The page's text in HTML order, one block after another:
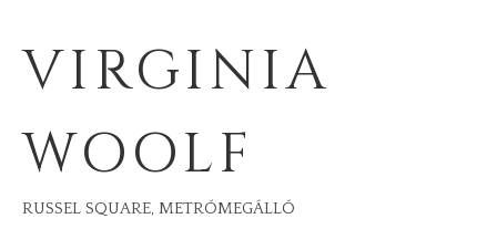
VIRGINIA
WOOLF
RUSSEL SQUARE, METRÓMEGÁLLÓ